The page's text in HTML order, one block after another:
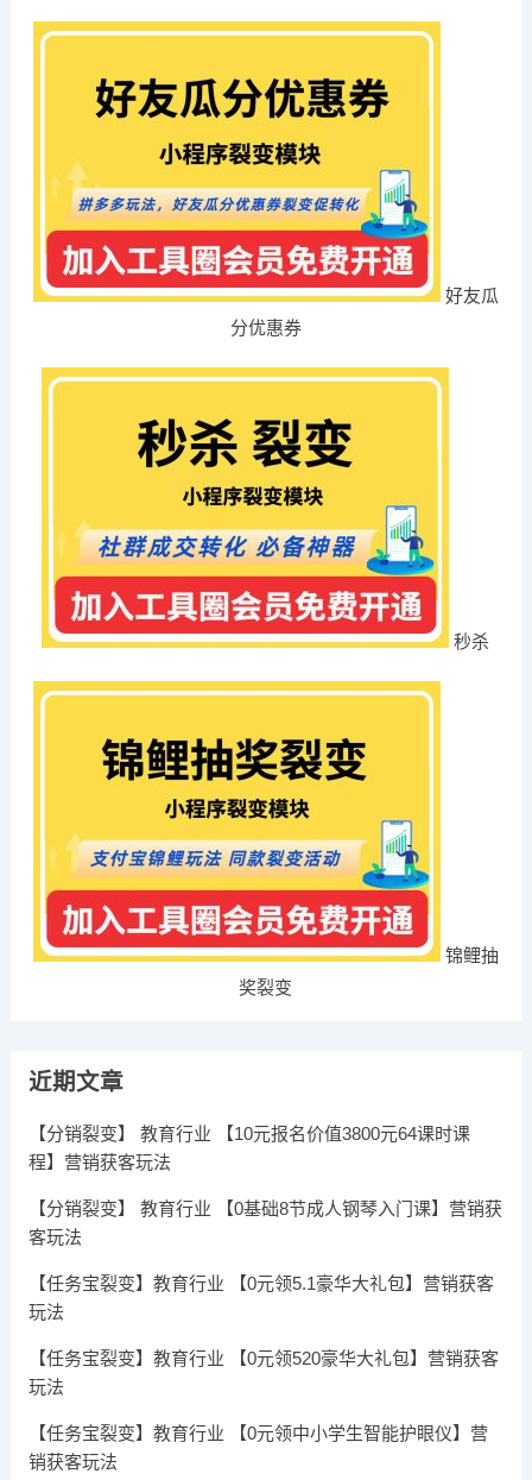
好友瓜
分优惠券
秒杀
锦鲤抽
奖裂变
近期文章
【分销裂变】 教育行业 【10元报名价值3800元64课时课
程】营销获客玩法
【分销裂变】 教育行业 【0基础8节成人钢琴入门课】营销获
客玩法
【任务宝裂变】教育行业 【0元领5.1豪华大礼包】营销获客
玩法
【任务宝裂变】教育行业 【0元领520豪华大礼包】营销获客
玩法
【任务宝裂变】教育行业 【0元领中小学生智能护眼仪】营
销获客玩法